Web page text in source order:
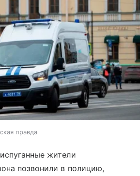
правда
жители
позвонили в полицию,